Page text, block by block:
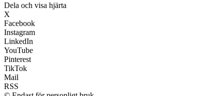
Dela och visa hjärta
X
Facebook
Instagram
LinkedIn
YouTube
Pinterest
TikTok
Mail
RSS